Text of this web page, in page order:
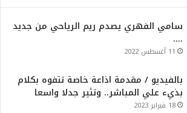
سامي الفهري يصدم ريم الرياحي من جديد
….
11 أغسطس 2022
بالفيديو / مقدمة اذاعة خاصة تتفوه بكلام
بذيء علي المباشر.. وتثير جدلا واسعا
18 فبراير 2023